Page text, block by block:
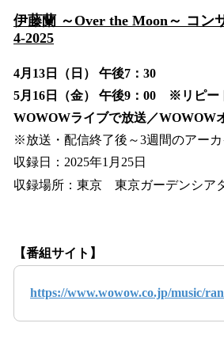
伊藤蘭 ～Over the Moon～ コン
4-2025
4月13日（日） 午後7：30
5月16日（金） 午後9：00 ※リピー
WOWOWライブで放送／WOWOW
※放送・配信終了後～3週間のアーカ
収録日：2025年1月25日
収録場所：東京 東京ガーデンシア
【番組サイト】
https://www.wowow.co.jp/music/